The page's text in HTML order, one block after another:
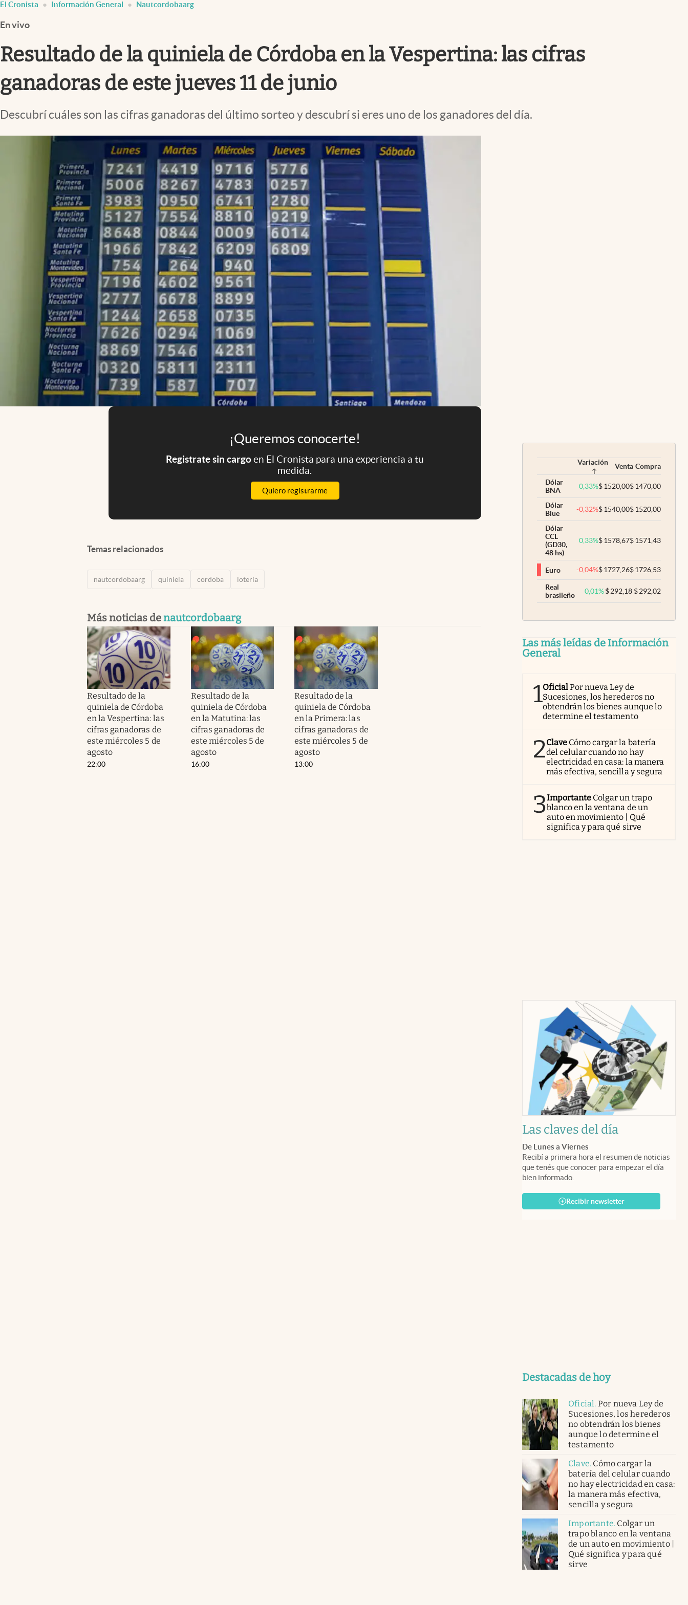
Infotechnology
Clase
Clima
Mundial 2026
Eventos Corporativos
abre en nueva pestaña
El Cronista Información General Nautcordobaarg
En vivo
Resultado de la quiniela de Córdoba en la Vespertina: las cifras
ganadoras de este jueves 11 de junio
Descubrí cuáles son las cifras ganadoras del último sorteo y descubrí si eres uno de los ganadores del día.
¡Queremos conocerte!
Registrate sin cargoen El Cronista para una experiencia a tu
medida.
Quiero registrarme
Temas relacionados
nautcordobaarg quiniela cordoba loteria
Más noticias denautcordobaarg
Resultado de la
quiniela de Córdoba
en la Vespertina: las
cifras ganadoras de
este miércoles 5 de
agosto
22:00
Resultado de la
quiniela de Córdoba
en la Matutina: las
cifras ganadoras de
este miércoles 5 de
agosto
16:00
Resultado de la
quiniela de Córdoba
en la Primera: las
cifras ganadoras de
este miércoles 5 de
agosto
13:00
Variación Venta Compra
Dólar
BNA
0,33%$1520,00$1470,00
Dólar
Blue
-0,32%$1540,00$1520,00
Dólar
CCL
(GD30,
48 hs)
0,33%$1578,67$1571,43
Euro -0,04%$1727,26$1726,53
Real
brasileño
0,01% $292,18 $292,02
Las más leídas de Información
General
1OficialPor nueva Ley de
Sucesiones, los herederos no
obtendrán los bienes aunque lo
determine el testamento
2Clave Cómo cargar la batería
del celular cuando no hay
electricidad en casa: la manera
más efectiva, sencilla y segura
3Importante Colgar un trapo
blanco en la ventana de un
auto en movimiento | Qué
significa y para qué sirve
Las claves del día
De Lunes a Viernes
Recibí a primera hora el resumen de noticias
que tenés que conocer para empezar el día
bien informado.
Recibir newsletter
Destacadas de hoy
Oficial. Por nueva Ley de
Sucesiones, los herederos
no obtendrán los bienes
aunque lo determine el
testamento
Clave. Cómo cargar la
batería del celular cuando
no hay electricidad en casa:
la manera más efectiva,
sencilla y segura
Importante. Colgar un
trapo blanco en la ventana
de un auto en movimiento |
Qué significa y para qué
sirve